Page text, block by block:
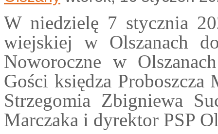
W niedzielę 7 stycznia
wiejskiej w Olszanach
Noworoczne w
Gości księdza
Strzegomia Zbigniewa
Marczaka i dyrektor PSP